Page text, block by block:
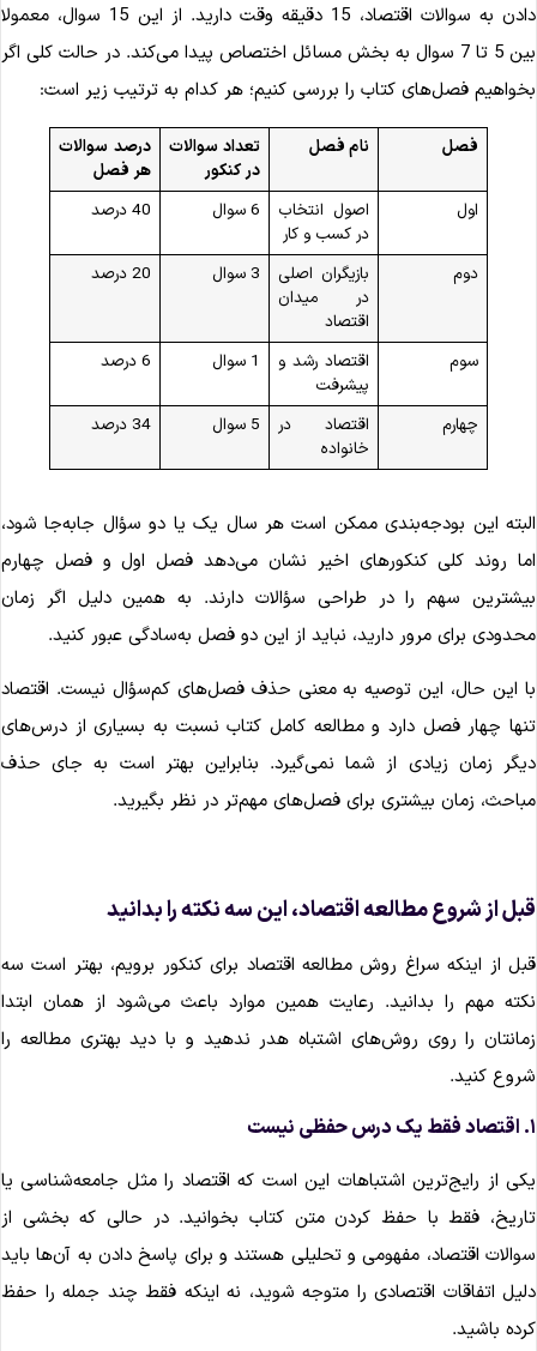
دادن به سوالات اقتصاد، 15 دقیقه وقت دارید. از این 15 سوال، معمولا
بین 5 تا 7 سوال به بخش مسائل اختصاص پیدا می‌کند. در حالت کلی اگر
فصل‌های کتاب را بررسی کنیم؛ هر کدام به ترتیب زیر است:
فصل نام فصل
تعداد سوالات
در کنکور
درصد سوالات
هر فصل
اول
اصول انتخاب
در کسب و کار
6 سوال 40 درصد
دوم
بازیگران اصلی
در میدان
اقتصاد
3 سوال 20 درصد
سوم
اقتصاد رشد و
پیشرفت
6 درصد
چهارم
اقتصاد در
خانواده
5 سوال 34 درصد
این بودجه‌بندی ممکن است هر سال یک یا دو سؤال جابه‌جا شود،
روند کلی کنکورهای اخیر نشان می‌دهد فصل اول و فصل چهارم
سهم را در طراحی سؤالات دارند. به همین دلیل اگر زمان
برای مرور دارید، نباید از این دو فصل به‌سادگی عبور کنید.
این حال، این توصیه به معنی حذف فصل‌های کم‌سؤال نیست. اقتصاد
چهار فصل دارد و مطالعه کامل کتاب نسبت به بسیاری از درس‌های
زمان زیادی از شما نمی‌گیرد. بنابراین بهتر است به جای حذف
زمان بیشتری برای فصل‌های مهم‌تر در نظر بگیرید.
از شروع مطالعه اقتصاد، این سه نکته را بدانید
از اینکه سراغ روش مطالعه اقتصاد برای کنکور برویم، بهتر است سه
مهم را بدانید. رعایت همین موارد باعث می‌شود از همان ابتدا
را روی روش‌های اشتباه هدر ندهید و با دید بهتری مطالعه را
کنید.
از رایج‌ترین اشتباهات این است که اقتصاد را مثل جامعه‌شناسی یا
فقط با حفظ کردن متن کتاب بخوانید. در حالی که بخشی از
اقتصاد، مفهومی و تحلیلی هستند و برای پاسخ دادن به آن‌ها باید
اتفاقات اقتصادی را متوجه شوید، نه اینکه فقط چند جمله را حفظ
باشید.